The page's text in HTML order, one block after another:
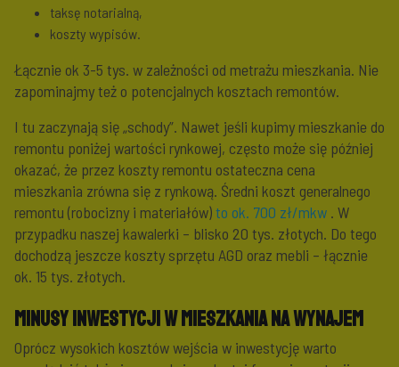
taksę notarialną,
koszty wypisów.
Łącznie ok 3-5 tys. w zależności od metrażu mieszkania. Nie
zapominajmy też o potencjalnych kosztach remontów.
I tu zaczynają się „schody”. Nawet jeśli kupimy mieszkanie do
remontu poniżej wartości rynkowej, często może się później
okazać, że przez koszty remontu ostateczna cena
mieszkania zrówna się z rynkową. Średni koszt generalnego
remontu (robocizny i materiałów)to ok. 700 zł/mkw . W
przypadku naszej kawalerki – blisko 20 tys. złotych. Do tego
dochodzą jeszcze koszty sprzętu AGD oraz mebli – łącznie
ok. 15 tys. złotych.
Minusy inwestycji w mieszkania na wynajem
Oprócz wysokich kosztów wejścia w inwestycję warto